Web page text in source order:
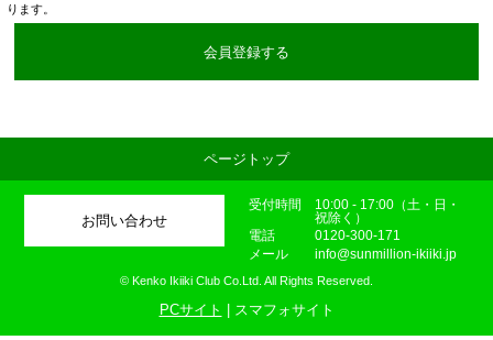
ります。
会員登録する
ページトップ
お問い合わせ
受付時間
10:00 - 17:00（土・日・
祝除く）
電話
0120-300-171
メール
info@sunmillion-ikiiki.jp
© Kenko Ikiiki Club Co.Ltd. All Rights Reserved.
PCサイト | スマフォサイト